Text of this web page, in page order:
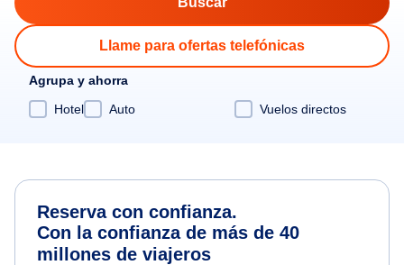
Llame para ofertas telefónicas
Agrupa y ahorra
Hotel
Auto Vuelos directos
Reserva con confianza.
Con la confianza de más de 40
millones de viajeros